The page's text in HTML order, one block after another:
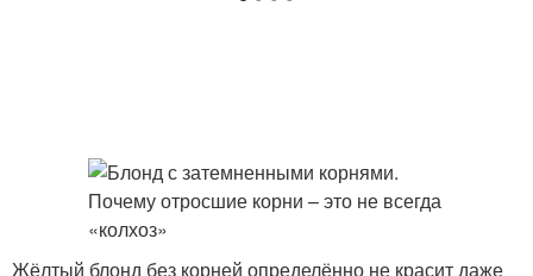
Жёлтый блонд без корней определённо не красит даже